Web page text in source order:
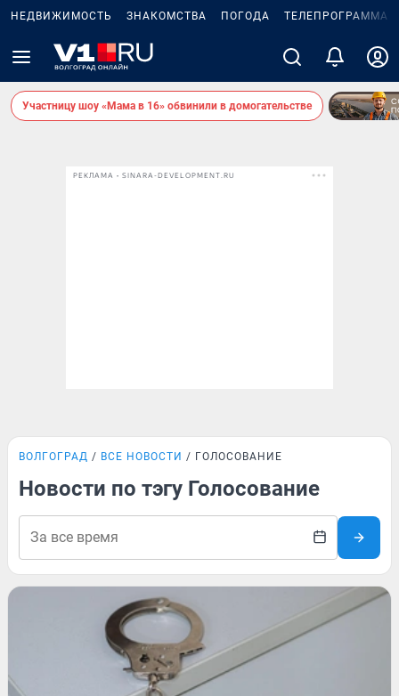
НЕДВИЖИМОСТЬ ЗНАКОМСТВА ПОГОДА ТЕЛЕПРОГРАММА
Участницу шоу «Мама в 16» обвинили в домогательстве
РЕКЛАМА • SINARA-DEVELOPMENT.RU
ВОЛГОГРАД ВСЕ НОВОСТИ ГОЛОСОВАНИЕ
Новости по тэгу Голосование